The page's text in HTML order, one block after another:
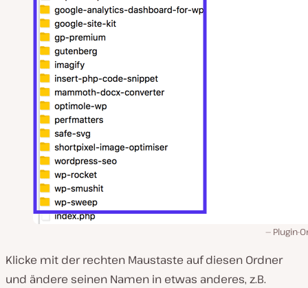
Plugin-
Klicke mit der rechten Maustaste auf diesen Ordner
und ändere seinen Namen in etwas anderes, z.B.